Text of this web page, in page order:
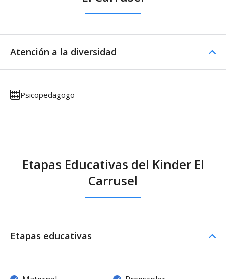
Atención a la diversidad
Psicopedagogo
Etapas Educativas del Kinder El
Carrusel
Etapas educativas